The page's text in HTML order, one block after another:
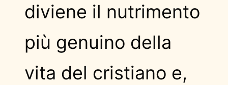
diviene il nutrimento
più genuino della
vita del cristiano e,